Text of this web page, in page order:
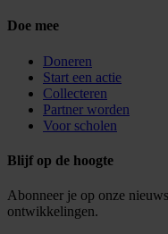
Doe mee
Doneren
Start een actie
Collecteren
Partner worden
Voor scholen
Blijf op de hoogte
Abonneer je op onze
ontwikkelingen.